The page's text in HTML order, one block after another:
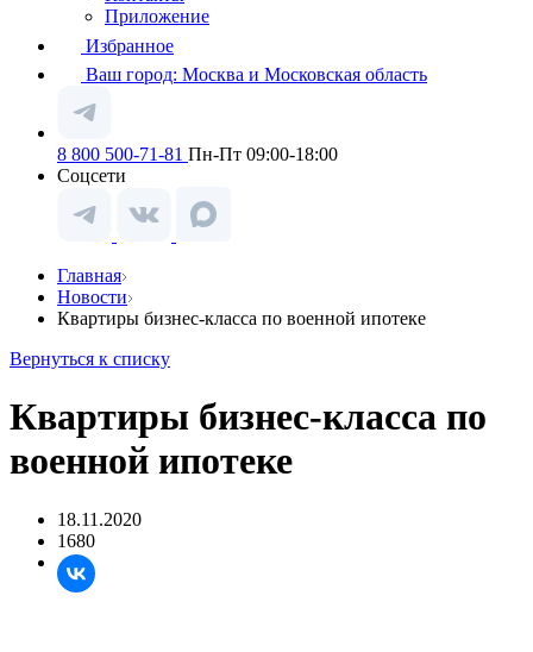
Приложение
Избранное
Ваш город: Москва и Московская область
8 800 500-71-81 Пн-Пт 09:00-18:00
Соцсети
Главная
Новости
Квартиры бизнес-класса по военной ипотеке
Вернуться к списку
Квартиры бизнес-класса по
военной ипотеке
18.11.2020
1680